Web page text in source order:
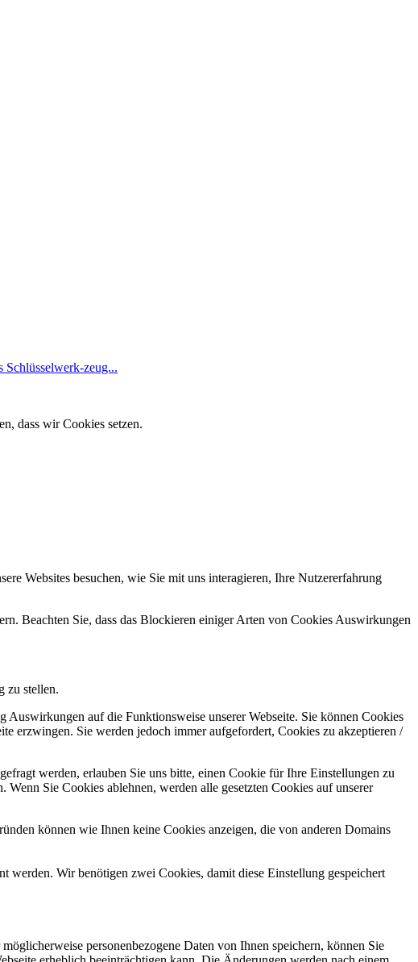
zeug...
dass wir Cookies setzen.
Websites besuchen, wie Sie mit uns interagieren, Ihre Nutzererfahrung
Beachten Sie, dass das Blockieren einiger Arten von Cookies Auswirkungen
zu stellen.
auf die Funktionsweise unserer Webseite. Sie können Cookies
erzwingen. Sie werden jedoch immer aufgefordert, Cookies zu akzeptieren /
werden, erlauben Sie uns bitte, einen Cookie für Ihre Einstellungen zu
Sie Cookies ablehnen, werden alle gesetzten Cookies auf unserer
können wie Ihnen keine Cookies anzeigen, die von anderen Domains
werden. Wir benötigen zwei Cookies, damit diese Einstellung gespeichert
personenbezogene Daten von Ihnen speichern, können Sie